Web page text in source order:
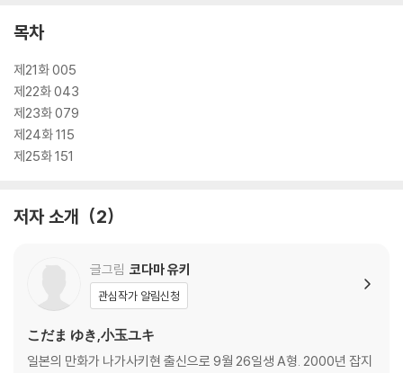
목차
제21화 005
제22화 043
제23화 079
제24화 115
제25화 151
저자 소개 2
글그림 코다마 유키
관심작가 알림신청
こだま ゆき,小玉ユキ
일본의 만화가 나가사키현 출신으로 9월 26일생 A형. 2000년 잡지